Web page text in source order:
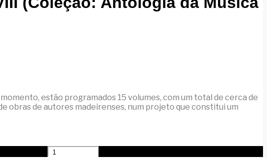
estão programados 15 volumes, com um total de cerca de
obras de autores madeirenses, num projeto que constitui um